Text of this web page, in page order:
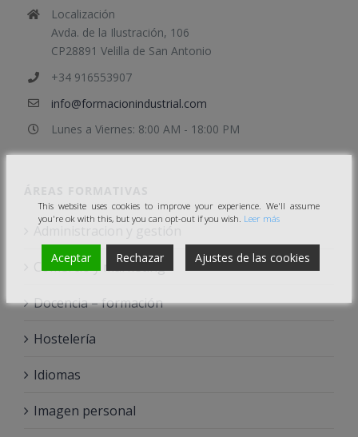
Localización
Avda. de la Ilustración, 106
CP28891 Velilla de San Antonio
+34 916553907
info@formacionindustrial.com
Lunes a Viernes: 8:00 AM - 18:00 PM
Comercio y marketing
Docencia – formación
Hostelería
Idiomas
Imagen personal
This website uses cookies to improve your experience. We'll assume
you're ok with this, but you can opt-out if you wish. Leer más
Aceptar Rechazar Ajustes de las cookies